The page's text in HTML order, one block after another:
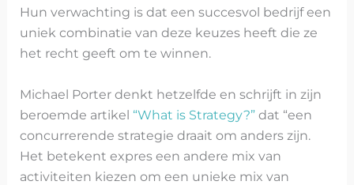
Hun verwachting is dat een succesvol bedrijf een
uniek combinatie van deze keuzes heeft die ze
het recht geeft om te winnen.
Michael Porter denkt hetzelfde en schrijft in zijn
beroemde artikel “What is Strategy?”dat “een
concurrerende strategie draait om anders zijn.
Het betekent expres een andere mix van
activiteiten kiezen om een unieke mix van